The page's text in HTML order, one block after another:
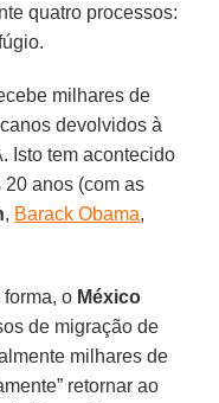
quatro processos:
milhares de
devolvidos à
Isto tem acontecido
anos (com as
, Barack Obama,
forma, o México
de migração de
milhares de
retornar ao